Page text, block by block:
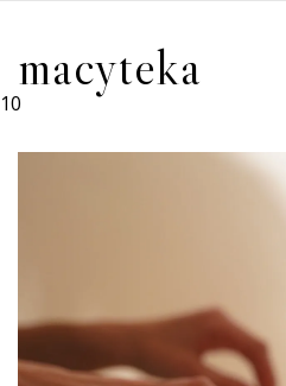
macyteka
10